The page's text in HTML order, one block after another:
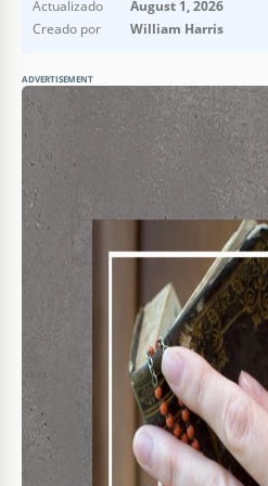
Actualizado
August 1, 2026
Creado por
William Harris
ADVERTISEMENT